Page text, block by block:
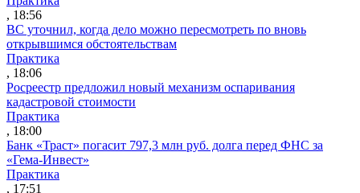
, 18:56
ВС уточнил, когда дело можно пересмотреть по вновь
открывшимся обстоятельствам
Практика
, 18:06
Росреестр предложил новый механизм оспаривания
кадастровой стоимости
Практика
, 18:00
Банк «Траст» погасит 797,3 млн руб. долга перед ФНС за
«Гема-Инвест»
Практика
, 17:51